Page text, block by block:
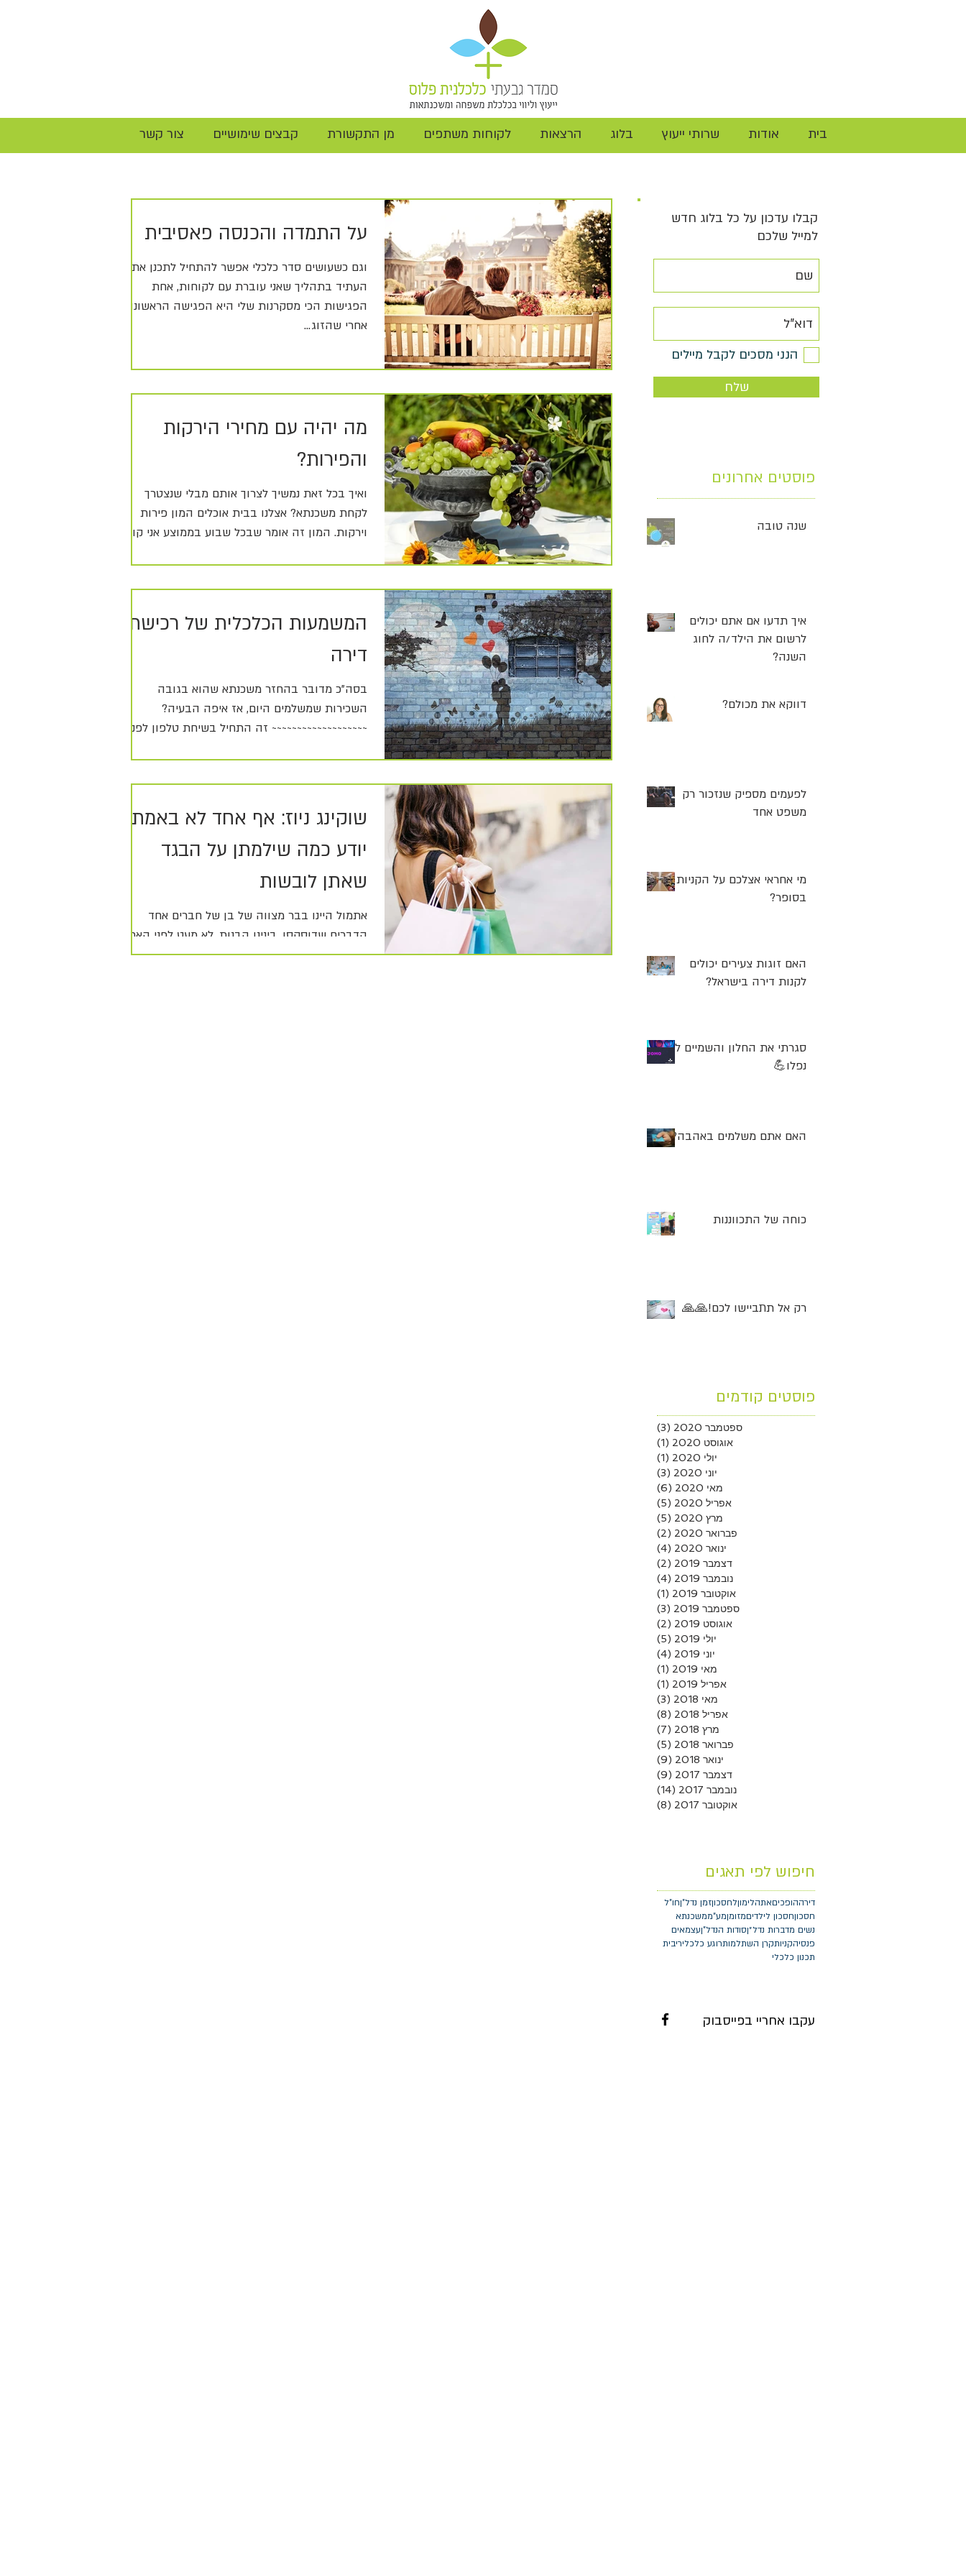
בית אודות שרותי ייעוץ בלוג הרצאות לקוחות משתפים מן התקשורת קבצים שימושיים צור קשר
על התמדה והכנסה פאסיבית
וגם כשעושים סדר כלכלי אפשר להתחיל לתכנן את
העתיד בתהליך שאני עוברת עם לקוחות, אחת
הפגישות הכי מסקרנות שלי היא הפגישה הראשונה
אחרי שהזוג...
מה יהיה עם מחירי הירקות
והפירות?
ואיך בכל זאת נמשיך לצרוך אותם מבלי שנצטרך
לקחת משכנתא? אצלנו בבית אוכלים המון פירות
וירקות. המון זה אומר שבכל שבוע בממוצע אני קונה
המשמעות הכלכלית של רכישת
דירה
בסה"כ מדובר בהחזר משכנתא שהוא בגובה
השכירות שמשלמים היום, אז איפה הבעיה?
~~~~~~~~~~~~~~~~~~~ זה התחיל בשיחת טלפון לפני
שוקינג ניוז: אף אחד לא באמת
יודע כמה שילמתן על הבגד
שאתן לובשות
אתמול היינו בבר מצווה של בן של חברים אחד
הדברים שדוסקסו, בינינו הבנות, לא מעט לפני הארוע
(בנוסף לאיפה יתקיים הארוע, הכנת המצגת, ועוד אי...
קבלו עדכון על כל בלוג חדש
למייל שלכם
הנני מסכים לקבל מיילים
שלח
פוסטים אחרונים
שנה טובה
איך תדעו אם אתם יכולים
לרשום את הילד/ה לחוג
השנה?
דווקא את מכולם?
לפעמים מספיק שנזכור רק
משפט אחד
מי אחראי אצלכם על הקניות
בסופר?
האם זוגות צעירים יכולים
לקנות דירה בישראל?
סגרתי את החלון והשמיים לא
נפלו💪
האם אתם משלמים באהבה?
כוחה של התכווננות
רק אל תתביישו לכם!🙏🙏
פוסטים קודמים
ספטמבר 2020 (3)
אוגוסט 2020
(1)
יולי 2020
(1)
יוני 2020
(3)
מאי 2020
(6)
אפריל 2020
(5)
מרץ 2020
(5)
פברואר 2020
(2)
ינואר 2020
(4)
דצמבר 2019
(2)
נובמבר 2019
(4)
אוקטובר 2019
(1)
ספטמבר 2019
(3)
אוגוסט 2019
(2)
יולי 2019
(5)
יוני 2019
(4)
מאי 2019
(1)
אפריל 2019
(1)
מאי 2018
(3)
אפריל 2018
(8)
מרץ 2018
(7)
פברואר 2018
(5)
ינואר 2018
(9)
דצמבר 2017
(9)
נובמבר 2017
(14)
אוקטובר 2017
(8)
חיפוש לפי תאגים
דירההופכיםאתהלימוןלחסכוןזמן נדל"ןחו"ל
חסכוןחסכון לילדיםמזומןמע"ממשכנתא
נשים מדברות נדל״ןסודות הנדל"ןעצמאים
פנסיהקניותקרן השתלמותרוגע כלכליריבית
תכנון כלכלי
עקבו אחריי בפייסבוק